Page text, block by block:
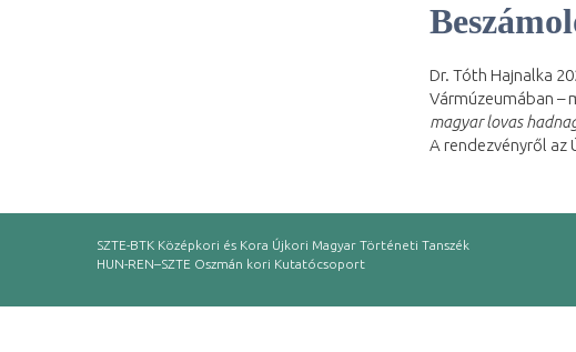
Dr. Tóth Hajnalka
Vármúzeumában –
magyar lovas
A rendezvényről az
SZTE-BTK Középkori és Kora Újkori Magyar Történeti Tanszék
HUN-REN–SZTE Oszmán kori Kutatócsoport